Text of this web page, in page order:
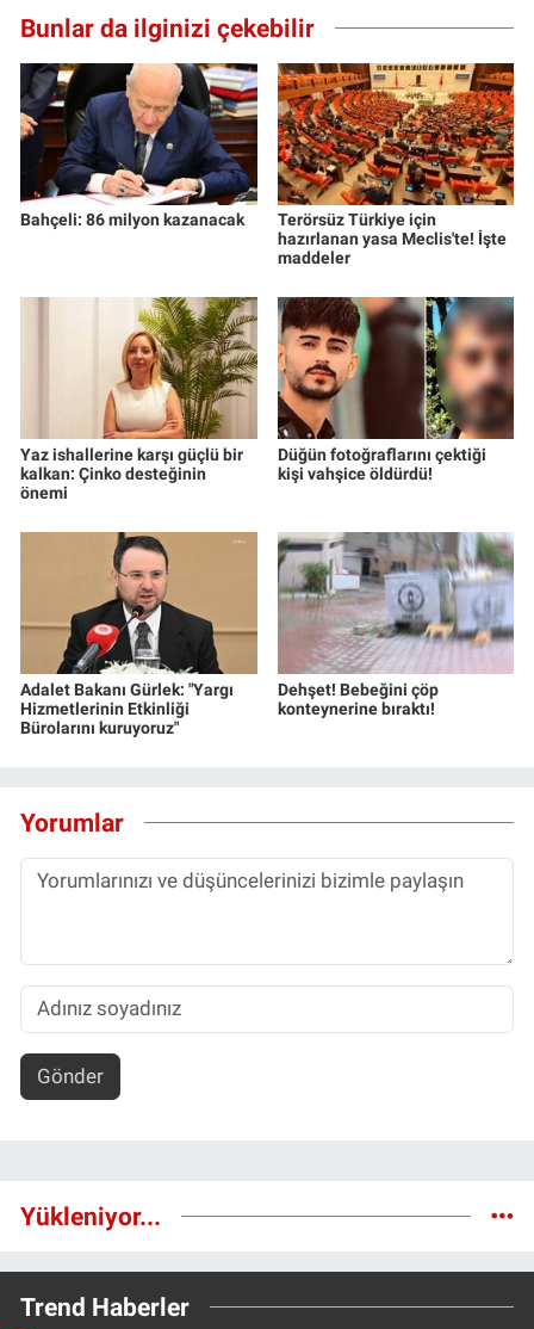
Bunlar da ilginizi çekebilir
Bahçeli: 86 milyon kazanacak
Terörsüz Türkiye için
hazırlanan yasa Meclis'te! İşte
maddeler
Yaz ishallerine karşı güçlü bir
kalkan: Çinko desteğinin
önemi
Düğün fotoğraflarını çektiği
kişi vahşice öldürdü!
Adalet Bakanı Gürlek: "Yargı
Hizmetlerinin Etkinliği
Bürolarını kuruyoruz"
Dehşet! Bebeğini çöp
konteynerine bıraktı!
Yorumlar
Gönder
Yükleniyor...
Trend Haberler